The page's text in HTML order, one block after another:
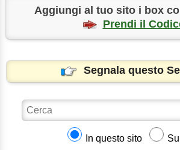
Aggiungi al tuo sito i box
Prendi il
Segnala questo
In questo sito